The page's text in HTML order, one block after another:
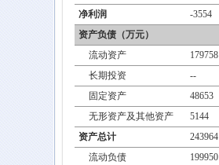
净利润
-3554
资产负债（万元）
流动资产
179758
长期投资
--
固定资产
48653
无形资产及其他资产
5144
资产总计
243964
流动负债
199950